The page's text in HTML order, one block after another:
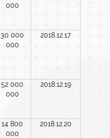
000
30 000
000
2018.12.17
52 000
000
2018.12.19
14 800
000
2018.12.20